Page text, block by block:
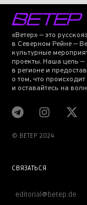
«Ветер» — это
в Северном Рейне —
культурные
проекты. Наша цель
в регионе и
о том, что
и оставайтесь на
© BETEP 2024
СВЯЗАТЬСЯ
editorial@betep.de